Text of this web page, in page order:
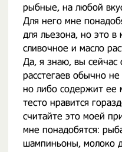
рыбные, на любой
Для него мне
для льезона, но это в
сливочное и масло
Да, я знаю, вы сейчас
расстегаев обычно
но либо содержит ее
тесто нравится
считайте это моей
мне понадобятся:
шампиньоны, молоко